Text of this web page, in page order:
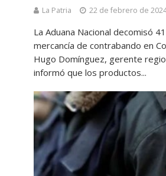
La Patria 22 de febrero de
La Aduana Nacional decomisó
mercancía de contrabando en
Hugo Domínguez, gerente
informó que los productos...